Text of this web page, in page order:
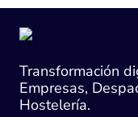
Transformación
Empresas,
Hostelería.